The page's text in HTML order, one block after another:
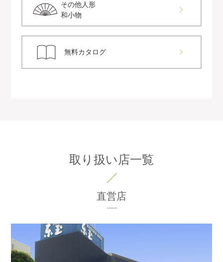
その他人形
和小物
無料カタログ
取り扱い店一覧
直営店